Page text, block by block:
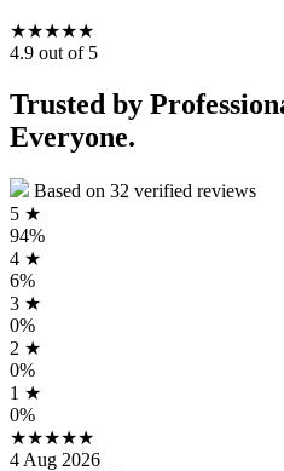
★★★★★
4.9 out of 5
Trusted by
Everyone.
Based on 32 verified reviews
5 ★
94%
4 ★
6%
3 ★
0%
2 ★
0%
1 ★
0%
★★★★★
4 Aug 2026